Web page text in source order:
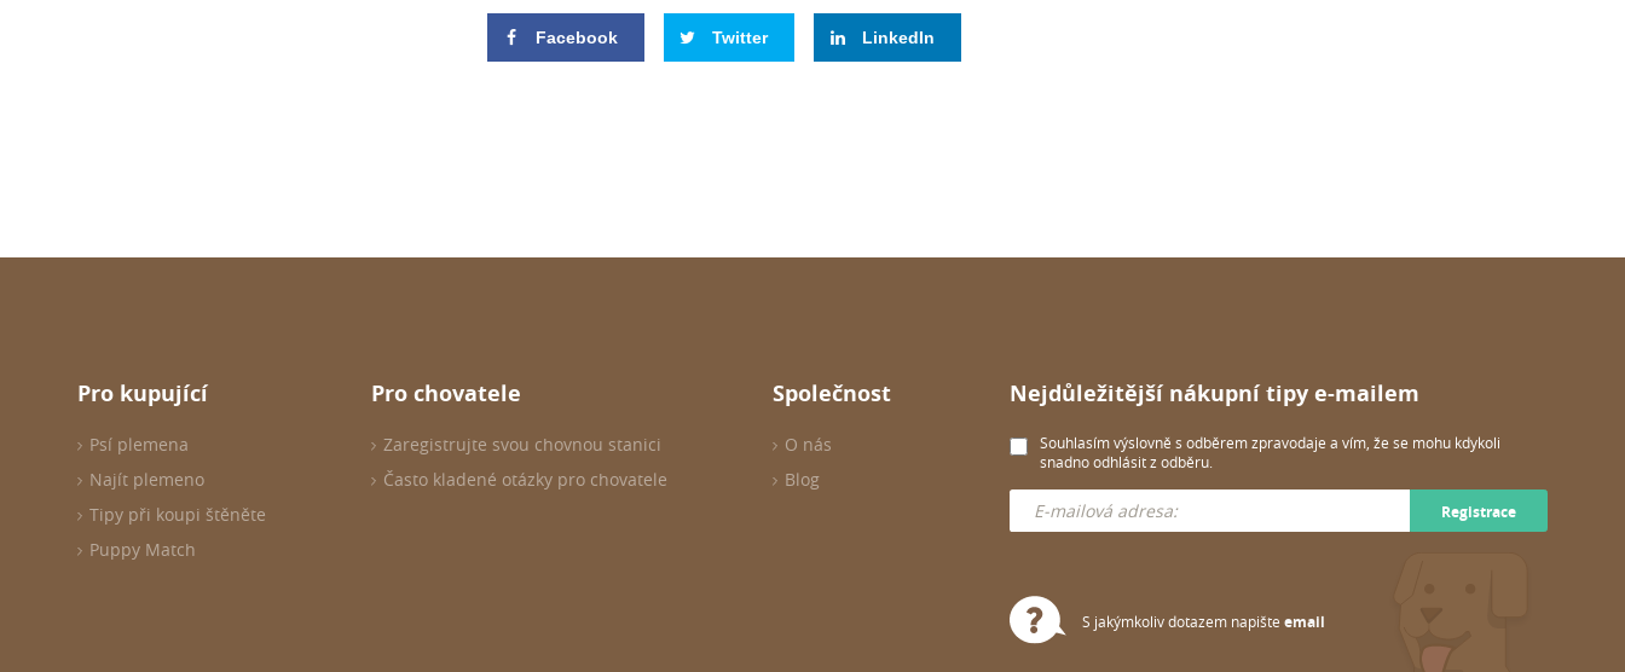
Facebook Twitter LinkedIn
Pro kupující
Psí plemena
Najít plemeno
Tipy při koupi štěněte
Puppy Match
Pro chovatele
Zaregistrujte svou chovnou stanici
Často kladené otázky pro chovatele
Společnost
O nás
Blog
Nejdůležitější nákupní tipy e-mailem
Souhlasím výslovně s odběrem zpravodaje a vím, že se mohu kdykoli
snadno odhlásit z odběru.
Registrace
S jakýmkoliv dotazem napište email